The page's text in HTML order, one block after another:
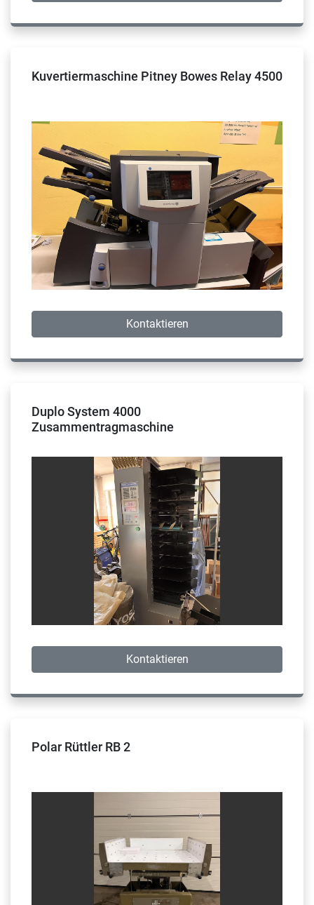
Kuvertiermaschine Pitney Bowes Relay 4500
Kontaktieren
Duplo System 4000
Zusammentragmaschine
Kontaktieren
Polar Rüttler RB 2